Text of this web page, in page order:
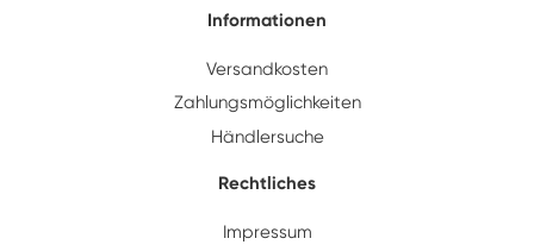
Informationen
Versandkosten
Zahlungsmöglichkeiten
Händlersuche
Rechtliches
Impressum